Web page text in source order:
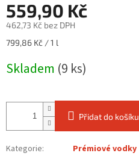
559,90 Kč
462,73 Kč bez DPH
Měrná
799,86 Kč / 1 l
Skladem (9 ks)
Přidat do košíku
Kategorie:
Prémiové vodky